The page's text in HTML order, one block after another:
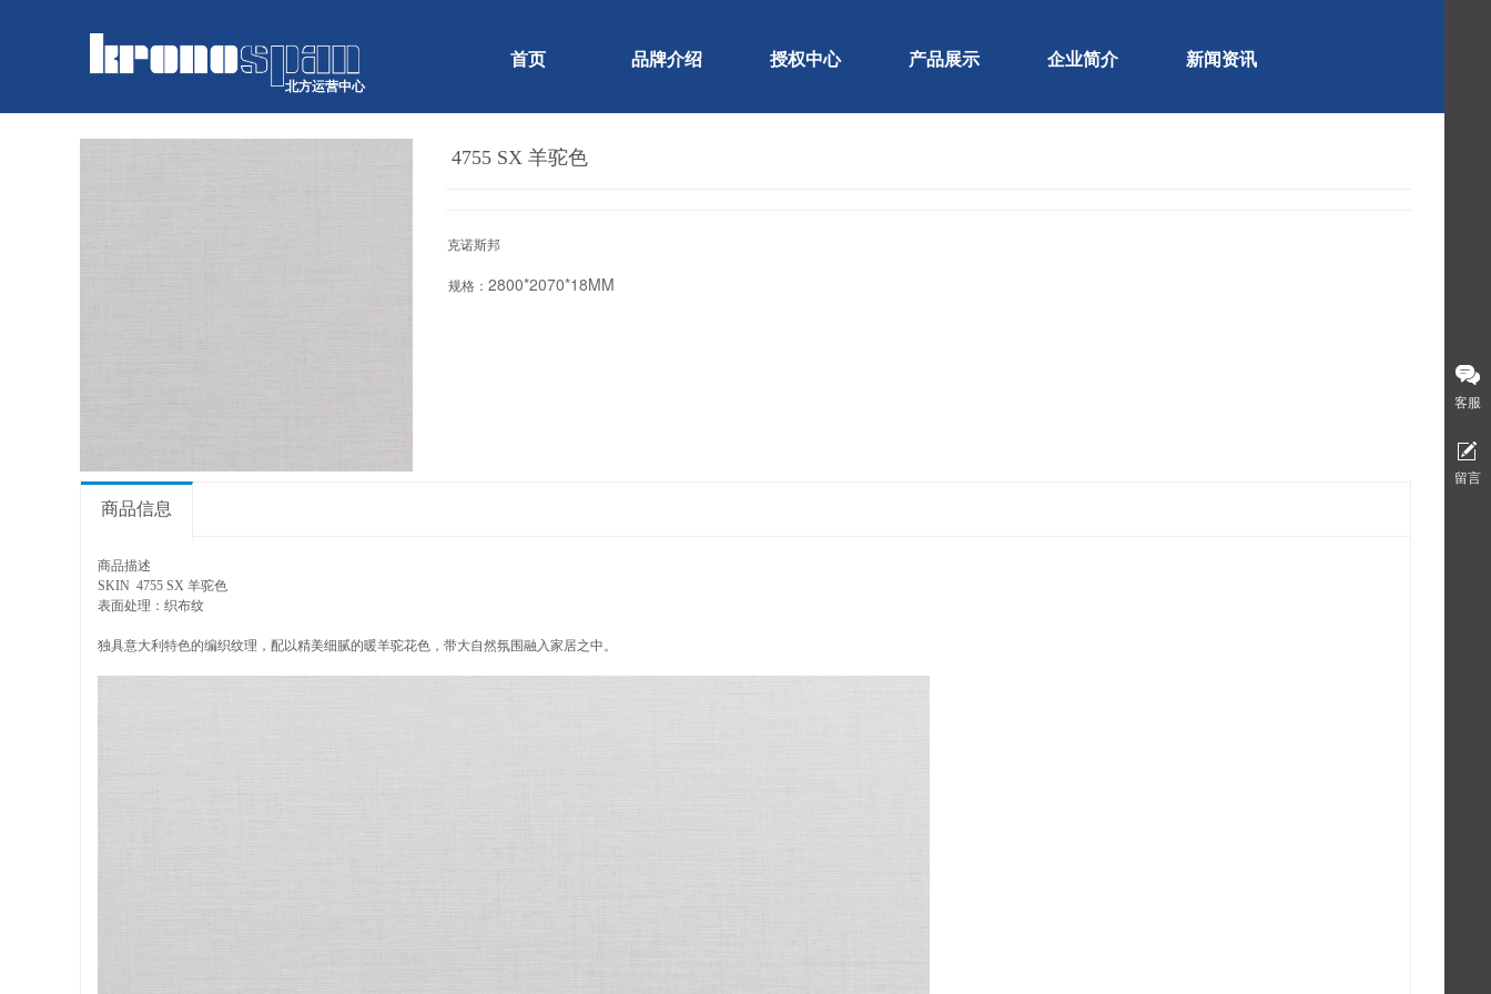
北方运营中心
首页 品牌介绍 授权中心 产品展示 企业简介 新闻资讯
4755 SX 羊驼色
商品信息
商品描述
SKIN 4755 SX 羊驼色
表面处理：织布纹
独具意大利特色的编织纹理，配以精美细腻的暖羊驼花色，带大自然氛围融入家居之中。
克诺斯邦
规格： 2800*2070*18MM
客服
留言